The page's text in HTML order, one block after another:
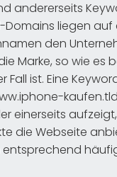
andererseits
Domains liegen auf
den
Marke, so wie es
Fall ist. Eine
einerseits
die Webseite